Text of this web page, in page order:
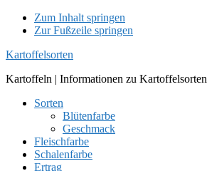
Zum Inhalt springen
Zur Fußzeile springen
Kartoffelsorten
Kartoffeln | Informationen zu Kartoffelsorten
Sorten
Blütenfarbe
Geschmack
Fleischfarbe
Schalenfarbe
Ertrag